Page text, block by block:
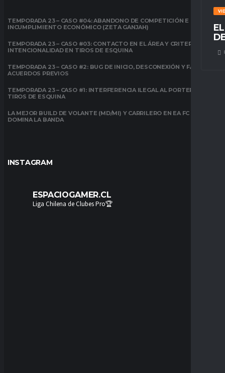
TEMPORADA 23 – CASO #04: ABANDONO DE COMPETICIÓN E
INCUMPLIMIENTO ECONÓMICO (ZETA GANJAH)
TEMPORADA 23 – CASO #03: CONTACTO EN EL ÁREA Y CRITERIO DE
INTENCIONALIDAD EN TIROS DE ESQUINA
TEMPORADA 23 – CASO #2: BUG DE INICIO, DESCONEXIÓN Y FALTA DE
ACUERDOS PREVIOS
TEMPORADA 23 – CASO #1: INTERFERENCIA ILEGAL AL PORTERO EN
TIROS DE ESQUINA
LA MEJOR BUILD DE VOLANTE (MD/MI) Y CARRILERO EN EA FC 26:
DOMINA LA BANDA
INSTAGRAM
ESPACIOGAMER.CL
Liga Chilena de Clubes Pro🏆